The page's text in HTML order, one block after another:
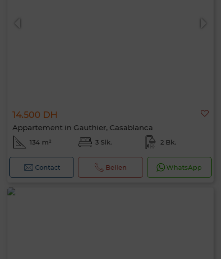
14.500 DH
Appartement in Gauthier, Casablanca
134 m² 3 Slk. 2 Bk.
Contact Bellen WhatsApp